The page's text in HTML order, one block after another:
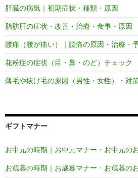
肝臓の病気｜初期症状・種類・原因
脂肪肝の症状・改善・治療・食事・原因
腰痛（腰が痛い）｜腰痛の原因・治療・
花粉症の症状（目・鼻・のど）チェック
薄毛や抜け毛の原因（男性・女性）・対
ギフトマナー
お中元の時期｜お中元マナー・お中元の
お歳暮の時期｜お歳暮マナー・お歳暮の